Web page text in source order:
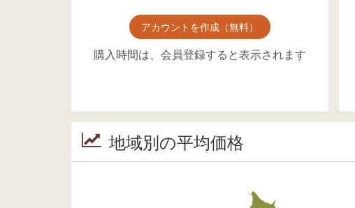
アカウントを作成（無料）
購入時間は、会員登録すると表示されます
地域別の平均価格